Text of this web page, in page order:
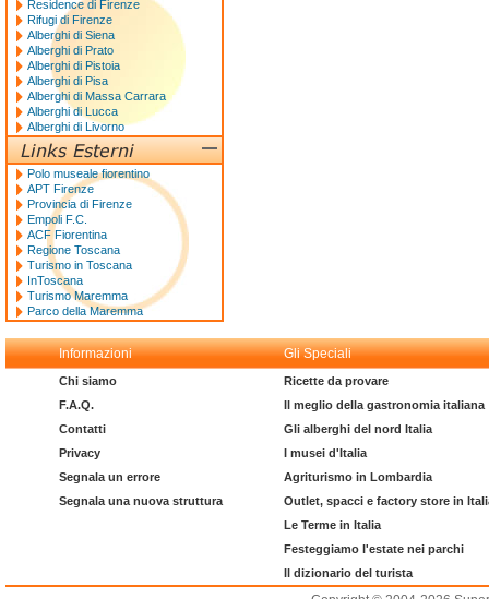
Residence di Firenze
Rifugi di Firenze
Alberghi di Siena
Alberghi di Prato
Alberghi di Pistoia
Alberghi di Pisa
Alberghi di Massa Carrara
Alberghi di Lucca
Alberghi di Livorno
Polo museale fiorentino
APT Firenze
Provincia di Firenze
Empoli F.C.
ACF Fiorentina
Regione Toscana
Turismo in Toscana
InToscana
Turismo Maremma
Parco della Maremma
Informazioni Gli Speciali
Chi siamo
F.A.Q.
Contatti
Privacy
Segnala un errore
Segnala una nuova struttura
Ricette da provare
Il meglio della gastronomia italiana
Gli alberghi del nord Italia
I musei d'Italia
Agriturismo in Lombardia
Outlet, spacci e factory store in
Le Terme in Italia
Festeggiamo l'estate nei parchi
Il dizionario del turista